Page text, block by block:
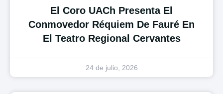
El Coro UACh Presenta El
Conmovedor Réquiem De Fauré En
El Teatro Regional Cervantes
24 de julio, 2026